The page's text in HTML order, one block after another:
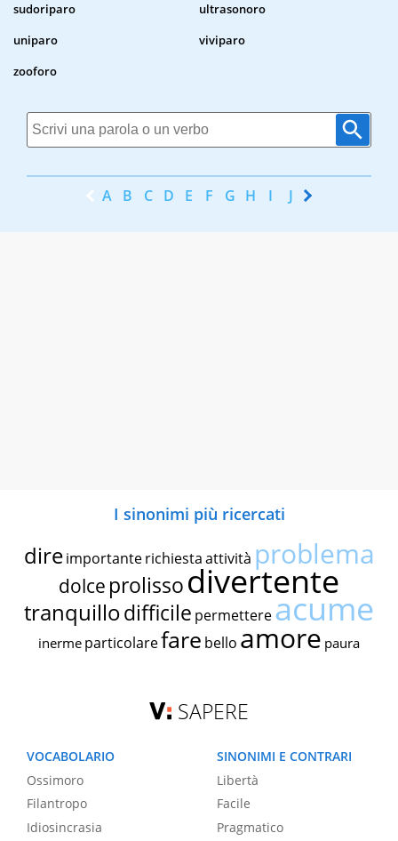
sudoriparo
ultrasonoro
uniparo
viviparo
zooforo
A B C D E F G H I J K
I sinonimi più ricercati
dire importante richiestaattività problema
dolce prolissodivertente
tranquillodifficile permettereacume
inerme particolarefare bello amore paura
SAPERE
VOCABOLARIO
Ossimoro
Filantropo
Idiosincrasia
SINONIMI E CONTRARI
Libertà
Facile
Pragmatico